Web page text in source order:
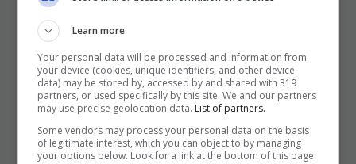
I Pro E I Contro Di Una Nuova Moda
Che Punta A Cambiare Il Tabacco
Per Sempre
25 Novembre 2025
Learn more
Your personal data will be processed and information from
your device (cookies, unique identifiers, and other device
data) may be stored by, accessed by and shared with 319
partners, or used specifically by this site. We and our partners
may use precise geolocation data. List of partners.
Some vendors may process your personal data on the basis
of legitimate interest, which you can object to by managing
your options below. Look for a link at the bottom of this page